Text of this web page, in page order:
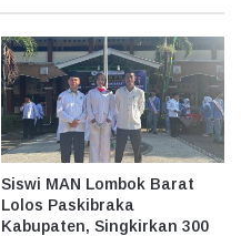
Siswi MAN Lombok Barat
Lolos Paskibraka
Kabupaten, Singkirkan 300